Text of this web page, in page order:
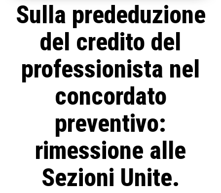
Sulla prededuzione
del credito del
professionista nel
concordato
preventivo:
rimessione alle
Sezioni Unite.